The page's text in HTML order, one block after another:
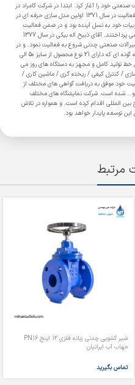
مهاب آب ایرانیان از سال 1367 فعالیت صنعتی خود را آغاز کرد. ابتدا در شرکت کامراد در
قسمت مدل سازی قبول خدمت نمود، بعد از 5 سال فعالیت در سال 1371 اولین مدل سازی حرفه ای در
خود به نسل آینده بود و در ضمن فعالیت
های صنعتی خود به تدریس در هنرستان های استان می پرداختند. آقای ذبیح اله بیکی در سال 1377
صنعتی چدنی شروع به فعالیت نمود. و در
سال های متوالی موفق به گسترش تولیدات خود شد به گونه ای که دارای 21 نوع محصول از سایز 50 الی
خط تولید کامل و مجهز به دستگاه های روز می
/ کنترل کیفی / ریخته گری / ماشین کاری /
خود موفق به دریافت گواهی های مختلف از
و… شده است. شرکت نمایشگاه های مختلف
المللی اقدام کرده است. و همواره در تلاش
توسعه پایدار خواهد بود.
مرتبط
شیر کشویی چدنی زبانه فلزی 12 اینچ PN16
مهاب آب ایرانیان
تماس بگیرید